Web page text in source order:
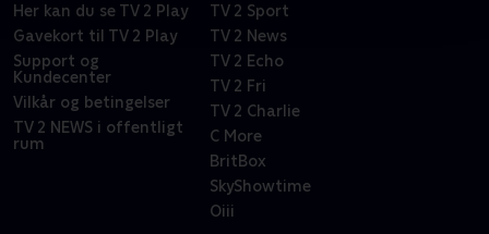
Her kan du se TV 2 Play
Gavekort til TV 2 Play
Support og
Kundecenter
Vilkår og betingelser
TV 2 NEWS i offentligt
rum
TV 2 Sport
TV 2 News
TV 2 Echo
TV 2 Fri
TV 2 Charlie
C More
BritBox
SkyShowtime
Oiii